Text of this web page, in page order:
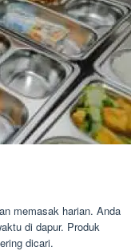
memasak harian. Anda
di dapur. Produk
dicari.